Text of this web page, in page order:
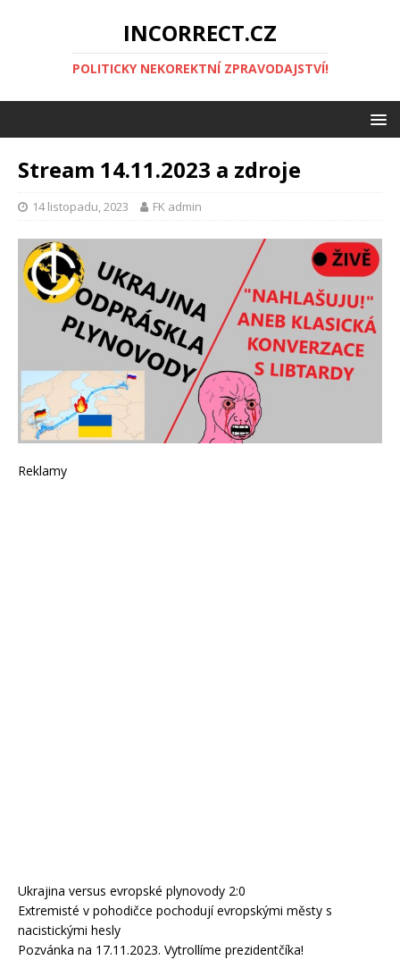
INCORRECT.CZ
POLITICKY NEKOREKTNÍ ZPRAVODAJSTVÍ!
Stream 14.11.2023 a zdroje
14 listopadu, 2023 FK admin
Reklamy
Ukrajina versus evropské plynovody 2:0
Extremisté v pohodičce pochodují evropskými městy s
nacistickými hesly
Pozvánka na 17.11.2023. Vytrollíme prezidentčíka!